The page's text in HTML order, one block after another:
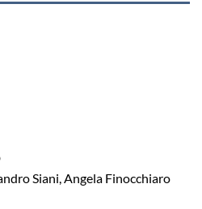
Siani, Angela Finocchiaro